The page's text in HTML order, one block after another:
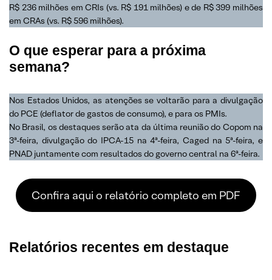
R$ 236 milhões em CRIs (vs. R$ 191 milhões) e de R$ 399 milhões
em CRAs (vs. R$ 596 milhões).
O que esperar para a próxima
semana?
Nos Estados Unidos, as atenções se voltarão para a divulgação
do PCE (deflator de gastos de consumo), e para os PMIs.
No Brasil, os destaques serão ata da última reunião do Copom na
3ª-feira, divulgação do IPCA-15 na 4ª-feira, Caged na 5ª-feira, e
PNAD juntamente com resultados do governo central na 6ª-feira.
Confira aqui o relatório completo em PDF
Relatórios recentes em destaque